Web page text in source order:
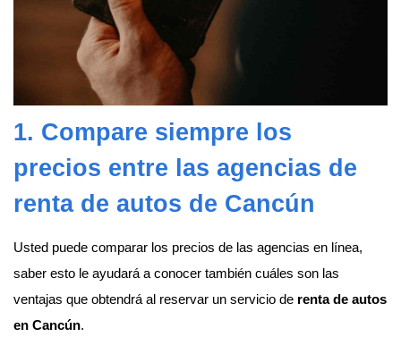
1. Compare siempre los
precios entre las agencias de
renta de autos de Cancún
Usted puede comparar los precios de las agencias en línea,
saber esto le ayudará a conocer también cuáles son las
ventajas que obtendrá al reservar un servicio de renta de autos
en Cancún.